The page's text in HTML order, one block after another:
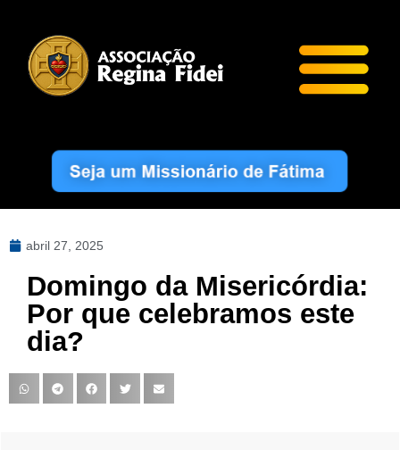
abril 27, 2025
Domingo da Misericórdia:
Por que celebramos este
dia?